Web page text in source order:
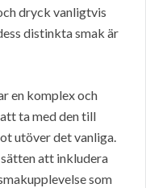
dryck vanligtvis
distinkta smak är
en komplex och
ta med den till
utöver det vanliga.
att inkludera
som